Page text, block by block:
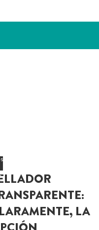
LA